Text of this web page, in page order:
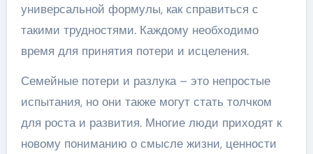
универсальной формулы, как справиться с
такими трудностями. Каждому необходимо
время для принятия потери и исцеления.
Семейные потери и разлука – это непростые
испытания, но они также могут стать толчком
для роста и развития. Многие люди приходят к
новому пониманию о смысле жизни, ценности